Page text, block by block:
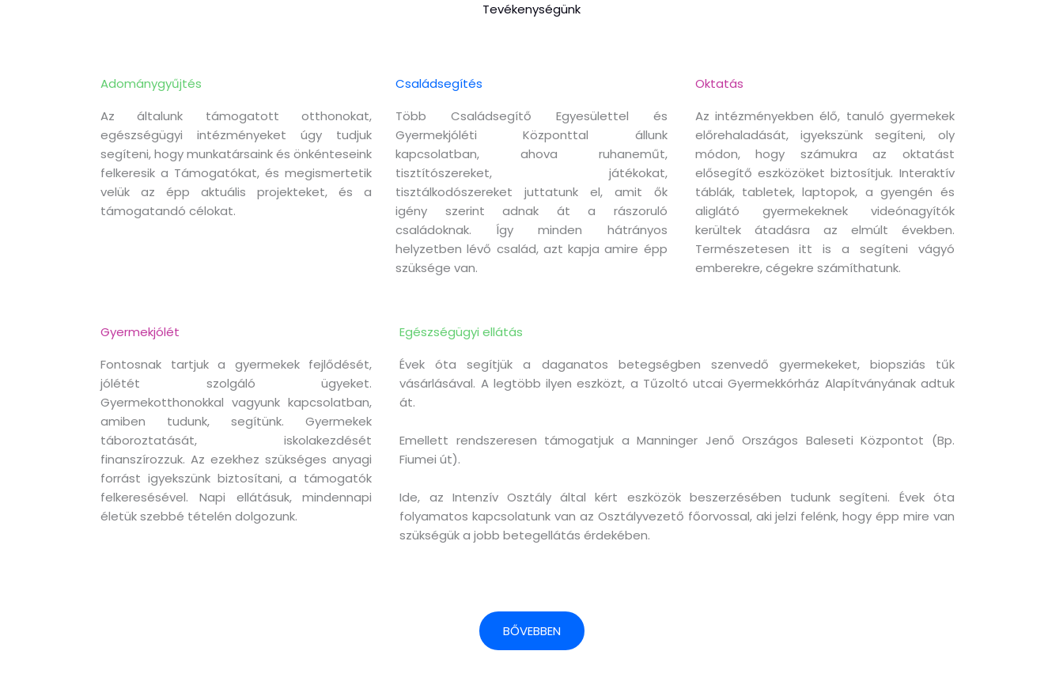
Tevékenységünk
Adománygyűjtés
Az általunk támogatott otthonokat,
egészségügyi intézményeket úgy tudjuk
segíteni, hogy munkatársaink és önkénteseink
felkeresik a Támogatókat, és megismertetik
velük az épp aktuális projekteket, és a
támogatandó célokat.
Családsegítés
Több Családsegítő Egyesülettel és
Gyermekjóléti Központtal állunk
kapcsolatban, ahova ruhaneműt,
tisztítószereket, játékokat,
tisztálkodószereket juttatunk el, amit ők
igény szerint adnak át a rászoruló
családoknak. Így minden hátrányos
helyzetben lévő család, azt kapja amire épp
szüksége van.
Oktatás
Az intézményekben élő, tanuló gyermekek
előrehaladását, igyekszünk segíteni, oly
módon, hogy számukra az oktatást
elősegítő eszközöket biztosítjuk. Interaktív
táblák, tabletek, laptopok, a gyengén és
aliglátó gyermekeknek videónagyítók
kerültek átadásra az elmúlt években.
Természetesen itt is a segíteni vágyó
emberekre, cégekre számíthatunk.
Gyermekjólét
Fontosnak tartjuk a gyermekek fejlődését,
jólétét szolgáló ügyeket.
Gyermekotthonokkal vagyunk kapcsolatban,
amiben tudunk, segítünk. Gyermekek
táboroztatását, iskolakezdését
finanszírozzuk. Az ezekhez szükséges anyagi
forrást igyekszünk biztosítani, a támogatók
felkeresésével. Napi ellátásuk, mindennapi
életük szebbé tételén dolgozunk.
Egészségügyi ellátás
Évek óta segítjük a daganatos betegségben szenvedő gyermekeket, biopsziás tűk
vásárlásával. A legtöbb ilyen eszközt, a Tűzoltó utcai Gyermekkórház Alapítványának adtuk
át.
Emellett rendszeresen támogatjuk a Manninger Jenő Országos Baleseti Központot (Bp.
Fiumei út).
Ide, az Intenzív Osztály által kért eszközök beszerzésében tudunk segíteni. Évek óta
folyamatos kapcsolatunk van az Osztályvezető főorvossal, aki jelzi felénk, hogy épp mire van
szükségük a jobb betegellátás érdekében.
BŐVEBBEN